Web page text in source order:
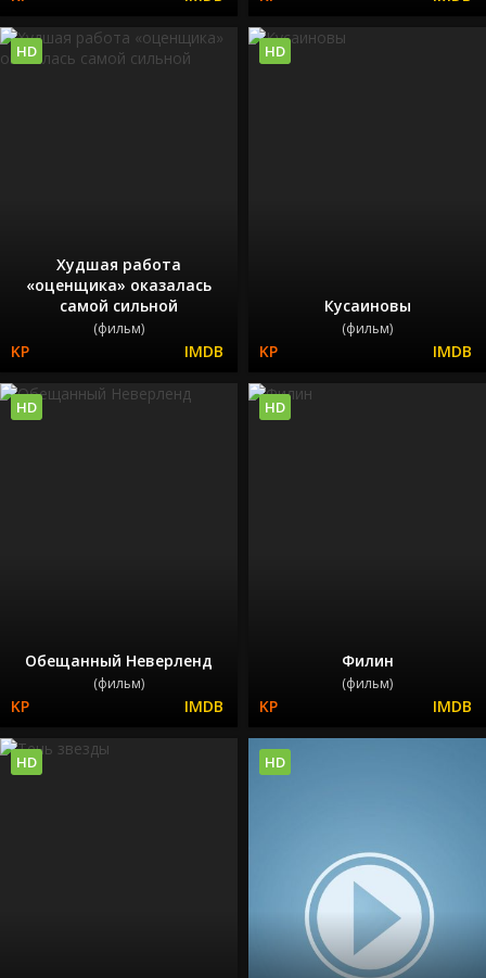
Худшая работа
«оценщика» оказалась
самой сильной
(фильм)
HD
Кусаиновы
(фильм)
HD
Обещанный Неверленд
(фильм)
HD
Филин
(фильм)
HD
HD HD